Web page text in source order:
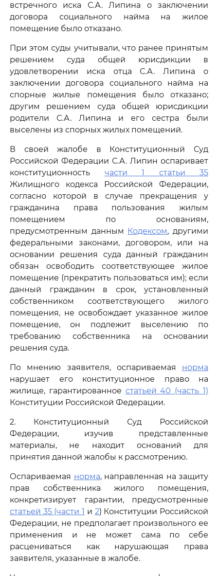
встречного иска С.А. Липина о заключении
договора социального найма на жилое
помещение было отказано.
При этом суды учитывали, что ранее принятым
решением суда общей юрисдикции в
удовлетворении иска отца С.А. Липина о
заключении договора социального найма на
спорные жилые помещения было отказано;
другим решением суда общей юрисдикции
родители С.А. Липина и его сестра были
выселены из спорных жилых помещений.
В своей жалобе в Конституционный Суд
Российской Федерации С.А. Липин оспаривает
конституционность части 1 статьи 35
Жилищного кодекса Российской Федерации,
согласно которой в случае прекращения у
гражданина права пользования жилым
помещением по основаниям,
предусмотренным данным Кодексом, другими
федеральными законами, договором, или на
основании решения суда данный гражданин
обязан освободить соответствующее жилое
помещение (прекратить пользоваться им); если
данный гражданин в срок, установленный
собственником соответствующего жилого
помещения, не освобождает указанное жилое
помещение, он подлежит выселению по
требованию собственника на основании
решения суда.
По мнению заявителя, оспариваемая норма
нарушает его конституционное право на
жилище, гарантированное статьей 40 (часть 1)
Конституции Российской Федерации.
2. Конституционный Суд Российской
Федерации, изучив представленные
материалы, не находит оснований для
принятия данной жалобы к рассмотрению.
Оспариваемая норма, направленная на защиту
прав собственника жилого помещения,
конкретизирует гарантии, предусмотренные
статьей 35 (части 1 и 2) Конституции Российской
Федерации, не предполагает произвольного ее
применения и не может сама по себе
расцениваться как нарушающая права
заявителя, указанные в жалобе.